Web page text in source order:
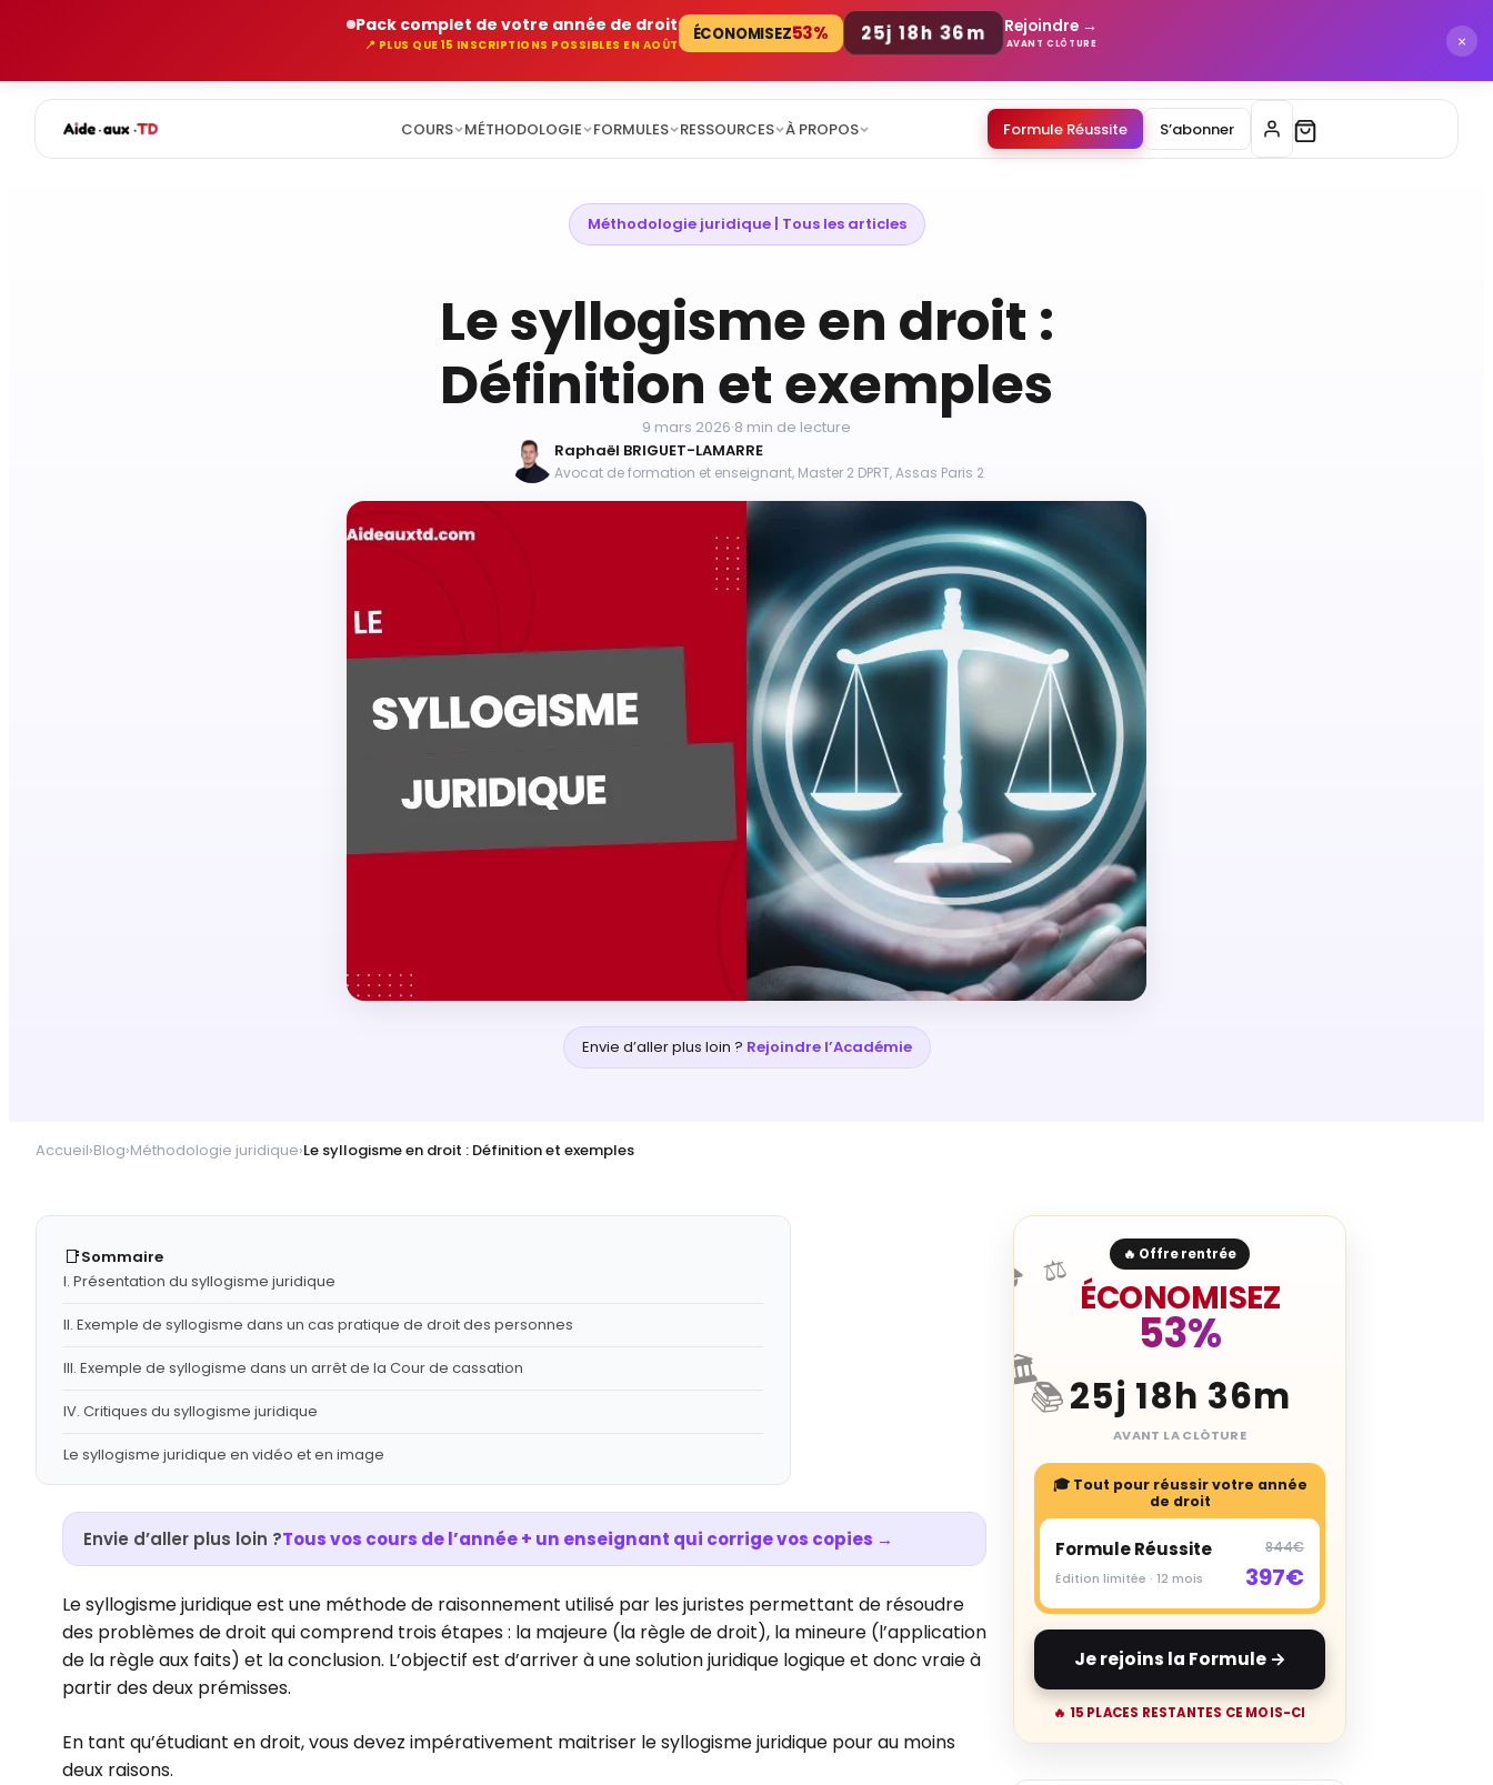
Pack complet de votre année de droit
📍 PLUS QUE 15 INSCRIPTIONS POSSIBLES EN AOÛT
ÉCONOMISEZ53% 25j 18h 36m Rejoindre →
AVANT CLÔTURE ×
COURS MÉTHODOLOGIE FORMULES RESSOURCES À PROPOS Formule Réussite S’abonner
Méthodologie juridique | Tous les articles
Le syllogisme en droit :
Définition et exemples
9 mars 2026·8 min de lecture
Raphaël BRIGUET-LAMARRE
Avocat de formation et enseignant, Master 2 DPRT, Assas Paris 2
Envie d’aller plus loin ? Rejoindre l’Académie
Accueil›Blog›Méthodologie juridique›Le syllogisme en droit : Définition et exemples
📑Sommaire
I. Présentation du syllogisme juridique
II. Exemple de syllogisme dans un cas pratique de droit des personnes
III. Exemple de syllogisme dans un arrêt de la Cour de cassation
IV. Critiques du syllogisme juridique
Le syllogisme juridique en vidéo et en image
Envie d’aller plus loin ?Tous vos cours de l’année + un enseignant qui corrige vos copies →
Le syllogisme juridique est une méthode de raisonnement utilisé par les juristes permettant de résoudre
des problèmes de droit qui comprend trois étapes : la majeure (la règle de droit), la mineure (l’application
de la règle aux faits) et la conclusion. L’objectif est d’arriver à une solution juridique logique et donc vraie à
partir des deux prémisses.
En tant qu’étudiant en droit, vous devez impérativement maitriser le syllogisme juridique pour au moins
deux raisons.
⚖️
🎓
📚
🏛️
🔥 Offre rentrée
ÉCONOMISEZ
53%
25j 18h 36m
AVANT LA CLÔTURE
🎓 Tout pour réussir votre année
de droit
Formule Réussite
Édition limitée · 12 mois
844€
397€
Je rejoins la Formule →
🔥 15 PLACES RESTANTES CE MOIS-CI